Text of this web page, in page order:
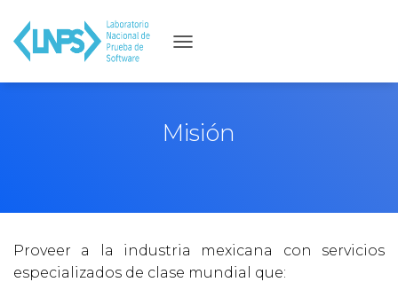
D
O
Misión
Proveer a la industria mexicana con servicios
especializados de clase mundial que: